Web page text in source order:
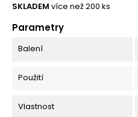
SKLADEM více než 200 ks
Parametry
Balení
Použití
Vlastnost